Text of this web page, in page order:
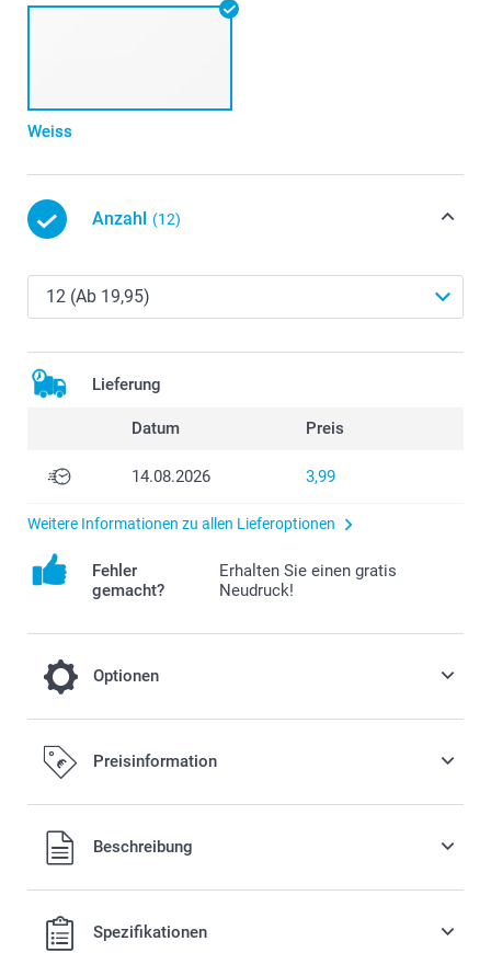
Weiss
Anzahl (12)
Lieferung
Datum Preis
14.08.2026 3,99
Weitere Informationen zu allen Lieferoptionen
Fehler
gemacht?
Erhalten Sie einen gratis
Neudruck!
Optionen
Füllen Sie Ihre Taschen mit leckeren
Süssigkeiten!
18,00/Stück
Verteilen Sie Ihre Tüten mit leckeren und süssen
Preisinformation
Alle Preise verstehen sich in EURO (€) inkl. MwSt. und zzgl.
Versandkosten.Beschreibung
Spezifikationen